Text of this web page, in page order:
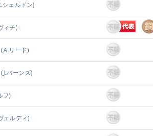
シェルドン)
ィチ)
(A.リード)
(J.バーンズ)
フ)
ェルディ)